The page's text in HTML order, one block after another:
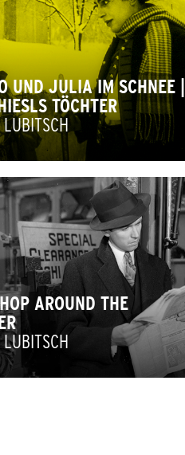
UND JULIA IM SCHNEE |
TÖCHTER
AROUND THE